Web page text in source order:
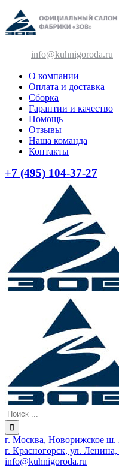
info@kuhnigoroda.ru
О компании
Оплата и доставка
Сборка
Гарантии и качество
Помощь
Отзывы
Наша команда
Контакты
+7 (495) 104-37-27
г. Москва, Новорижское
г. Красногорск, ул.
info@kuhnigoroda.ru